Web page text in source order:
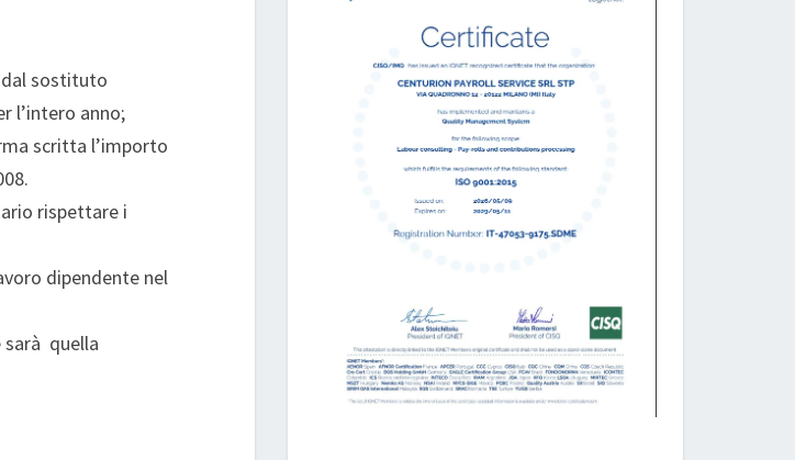
dal sostituto
l’intero anno;
scritta l’importo
rispettare i
dipendente nel
quella